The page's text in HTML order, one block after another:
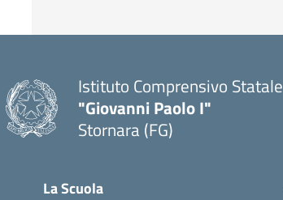
Istituto Comprensivo Statale
"Giovanni Paolo I"
Stornara (FG)
La Scuola